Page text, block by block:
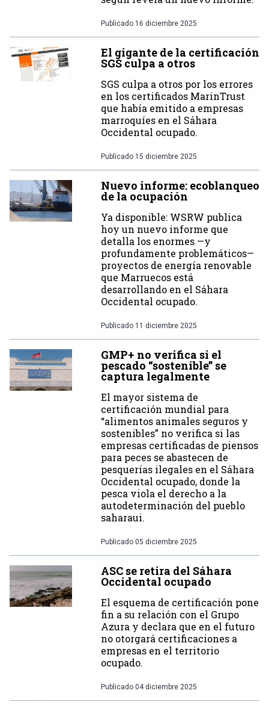
Publicado 16 diciembre 2025
El gigante de la certificación
SGS culpa a otros
SGS culpa a otros por los errores
en los certificados MarinTrust
que había emitido a empresas
marroquíes en el Sáhara
Occidental ocupado.
Publicado 15 diciembre 2025
Nuevo informe: ecoblanqueo
de la ocupación
Ya disponible: WSRW publica
hoy un nuevo informe que
detalla los enormes —y
profundamente problemáticos—
proyectos de energía renovable
que Marruecos está
desarrollando en el Sáhara
Occidental ocupado.
Publicado 11 diciembre 2025
GMP+ no verifica si el
pescado “sostenible” se
captura legalmente
El mayor sistema de
certificación mundial para
“alimentos animales seguros y
sostenibles” no verifica si las
empresas certificadas de piensos
para peces se abastecen de
pesquerías ilegales en el Sáhara
Occidental ocupado, donde la
pesca viola el derecho a la
autodeterminación del pueblo
saharaui.
Publicado 05 diciembre 2025
ASC se retira del Sáhara
Occidental ocupado
El esquema de certificación pone
fin a su relación con el Grupo
Azura y declara que en el futuro
no otorgará certificaciones a
empresas en el territorio
ocupado.
Publicado 04 diciembre 2025